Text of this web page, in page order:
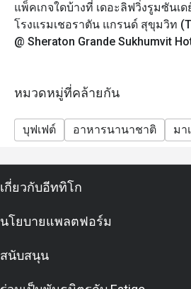
เนื่องจากอาหารบางรายการไม่ส
หน้าได้ เราขอขอบคุณลูกค้าที่เข้
- ในกรณีที่มีการจองเข้ามาแบบก
- เพื่อความสะดวกของคุณลูกค้า ก
หากคุณมีข้อจำกัดทางอาหาร อา
คำขอพิเศษ
มีทั้งบุฟเฟต์สุดอลังการและดนตรี
ครอบครัว
-เด็ก (อายุ 3-12 ปี) 1,400++ บาท
แพ็คเกจใดบ้างที่ เดอะลิฟวิ่งรูมซันเด
โรงแรมเชอราตัน แกรนด์ สุขุมวิท
@ Sheraton Grande Sukhumvit
หมวดหมู่ที่คล้ายกัน
บุฟเฟต์ อาหารนานาชาติ มา
เกี่ยวกับอีททิโก
นโยบายแพลตฟอร์ม
สนับสนุน